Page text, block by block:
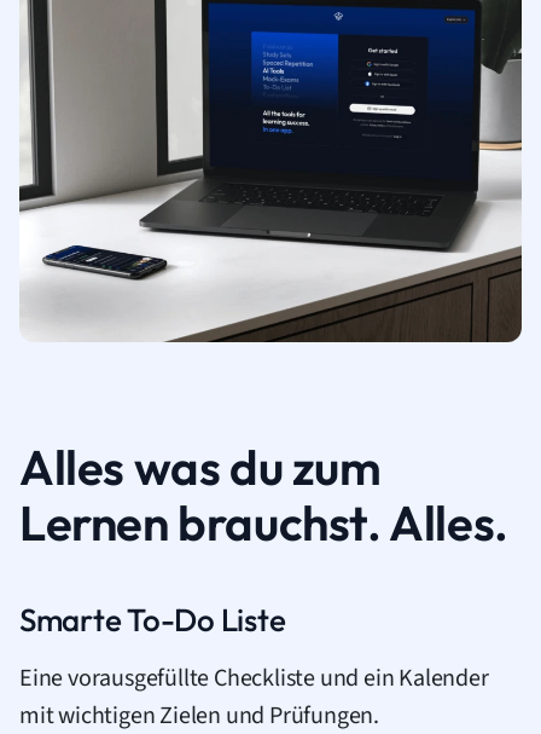
Alles was du zum
Lernen brauchst. Alles.
Smarte To-Do Liste
Eine vorausgefüllte Checkliste und ein Kalender
mit wichtigen Zielen und Prüfungen.